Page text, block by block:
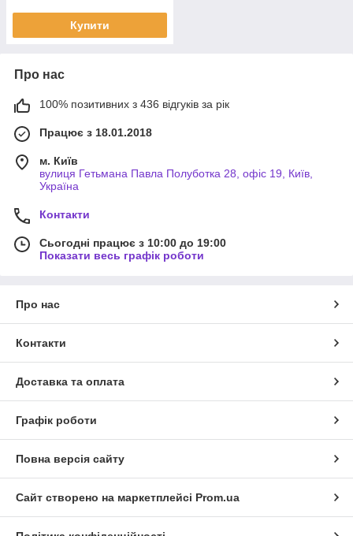
Купити
Про нас
100% позитивних з 436 відгуків за рік
Працює з 18.01.2018
м. Київ
вулиця Гетьмана Павла Полуботка 28, офіс 19, Київ,
Україна
Контакти
Сьогодні працює з 10:00 до 19:00
Показати весь графік роботи
Про нас
Контакти
Доставка та оплата
Графік роботи
Повна версія сайту
Сайт створено на маркетплейсі Prom.ua